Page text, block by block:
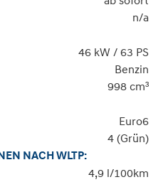
n/a
46 kW / 63 PS
Benzin
998 cm³
Euro6
4 (Grün)
NACH WLTP:
4,9 l/100km